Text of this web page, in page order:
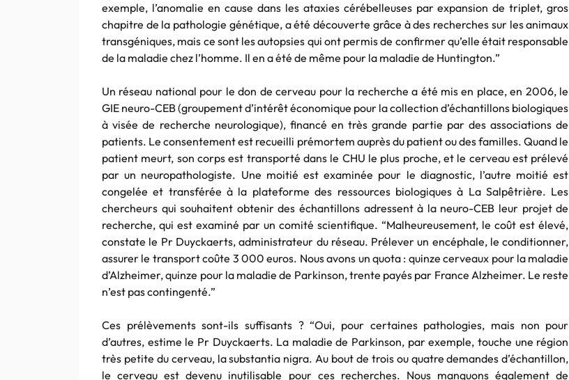
exemple, l’anomalie en cause dans les ataxies cérébelleuses par expansion de triplet, gros
chapitre de la pathologie génétique, a été découverte grâce à des recherches sur les animaux
transgéniques, mais ce sont les autopsies qui ont permis de confirmer qu’elle était responsable
de la maladie chez l’homme. Il en a été de même pour la maladie de Huntington.”
Un réseau national pour le don de cerveau pour la recherche a été mis en place, en 2006, le
GIE neuro-CEB (groupement d’intérêt économique pour la collection d’échantillons biologiques
à visée de recherche neurologique), financé en très grande partie par des associations de
patients. Le consentement est recueilli prémortem auprès du patient ou des familles. Quand le
patient meurt, son corps est transporté dans le CHU le plus proche, et le cerveau est prélevé
par un neuropathologiste. Une moitié est examinée pour le diagnostic, l’autre moitié est
congelée et transférée à la plateforme des ressources biologiques à La Salpêtrière. Les
chercheurs qui souhaitent obtenir des échantillons adressent à la neuro-CEB leur projet de
recherche, qui est examiné par un comité scientifique. “Malheureusement, le coût est élevé,
constate le Pr Duyckaerts, administrateur du réseau. Prélever un encéphale, le conditionner,
assurer le transport coûte 3 000 euros. Nous avons un quota : quinze cerveaux pour la maladie
d’Alzheimer, quinze pour la maladie de Parkinson, trente payés par France Alzheimer. Le reste
n’est pas contingenté.”
Ces prélèvements sont-ils suffisants ? “Oui, pour certaines pathologies, mais non pour
d’autres, estime le Pr Duyckaerts. La maladie de Parkinson, par exemple, touche une région
très petite du cerveau, la substantia nigra. Au bout de trois ou quatre demandes d’échantillon,
le cerveau est devenu inutilisable pour ces recherches. Nous manquons également de